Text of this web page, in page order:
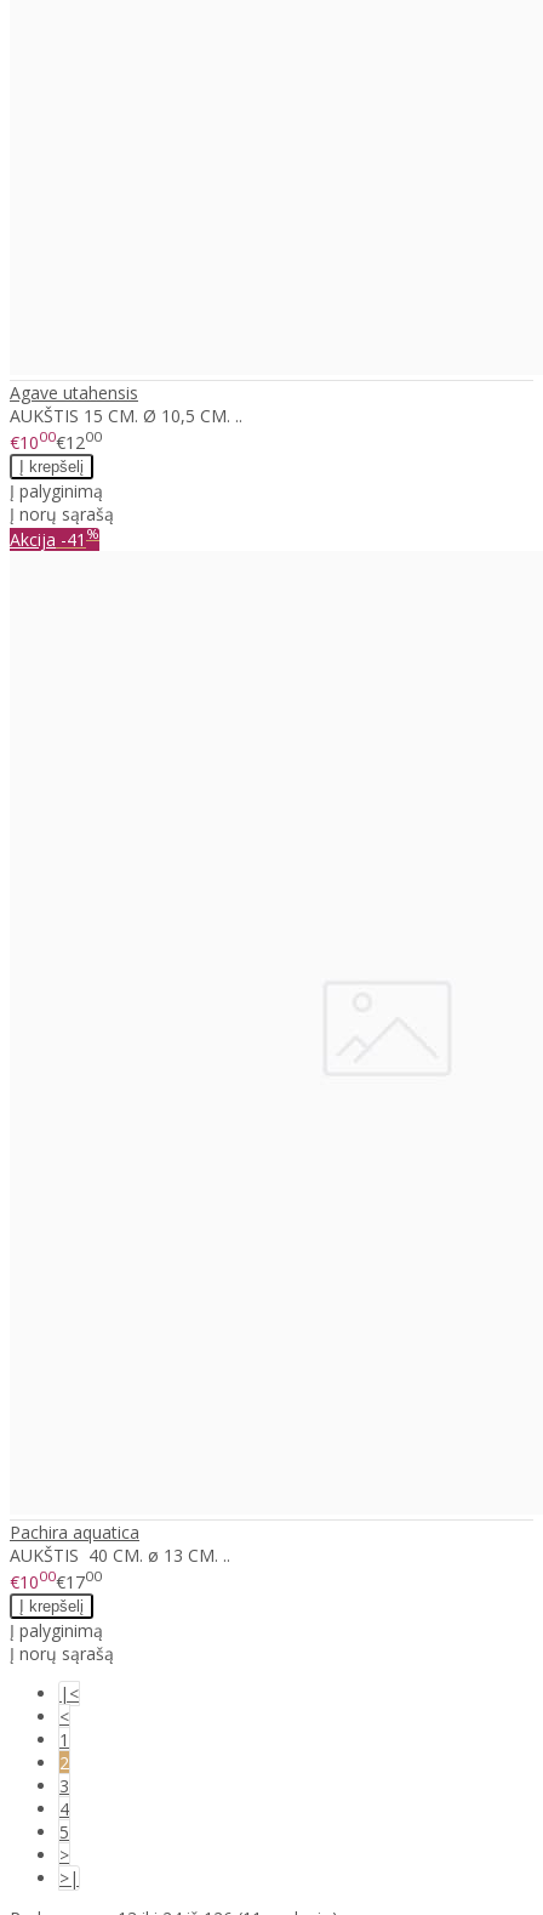
Agave utahensis
AUKŠTIS 15 CM. Ø 10,5 CM. ..
€1000€1200
Į palyginimą
Į norų sąrašą
Akcija -41 %
Pachira aquatica
AUKŠTIS 40 CM. ø 13 CM. ..
€1000€1700
Į palyginimą
Į norų sąrašą
|<
<
1
2
3
4
5
>
>|